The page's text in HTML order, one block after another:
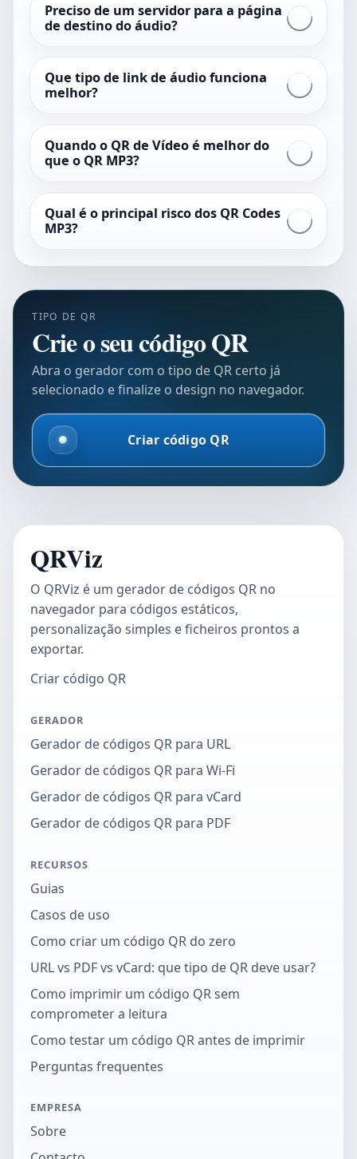
Preciso de um servidor para a página
de destino do áudio?
Que tipo de link de áudio funciona
melhor?
Quando o QR de Vídeo é melhor do
que o QR MP3?
Qual é o principal risco dos QR Codes
MP3?
TIPO DE QR
Crie o seu código QR
Abra o gerador com o tipo de QR certo já
selecionado e finalize o design no navegador.
Criar código QR
QRViz
O QRViz é um gerador de códigos QR no
navegador para códigos estáticos,
personalização simples e ficheiros prontos a
exportar.
Criar código QR
GERADOR
Gerador de códigos QR para URL
Gerador de códigos QR para Wi-Fi
Gerador de códigos QR para vCard
Gerador de códigos QR para PDF
RECURSOS
Guias
Casos de uso
Como criar um código QR do zero
URL vs PDF vs vCard: que tipo de QR deve usar?
Como imprimir um código QR sem
comprometer a leitura
Como testar um código QR antes de imprimir
Perguntas frequentes
EMPRESA
Sobre